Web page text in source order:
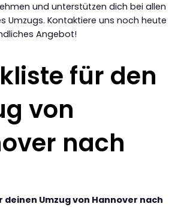
und unterstützen dich bei allen
Umzugs. Kontaktiere uns noch heute
Angebot!
für den
von
nach
Umzug von Hannover nach